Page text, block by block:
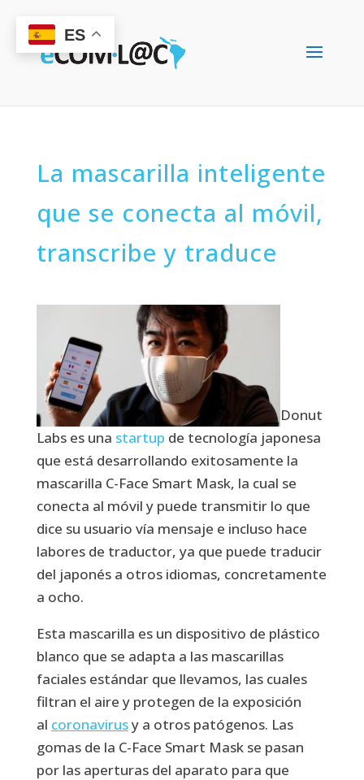
La mascarilla inteligente
que se conecta al móvil,
transcribe y traduce
Donut
Labs es una startup de tecnología japonesa
que está desarrollando exitosamente la
mascarilla C-Face Smart Mask, la cual se
conecta al móvil y puede transmitir lo que
dice su usuario vía mensaje e incluso hace
labores de traductor, ya que puede traducir
del japonés a otros idiomas, concretamente
a ocho.
Esta mascarilla es un dispositivo de plástico
blanco que se adapta a las mascarillas
faciales estándar que llevamos, las cuales
filtran el aire y protegen de la exposición
al coronavirusy a otros patógenos. Las
gomas de la C-Face Smart Mask se pasan
por las aperturas del aparato para que
ES